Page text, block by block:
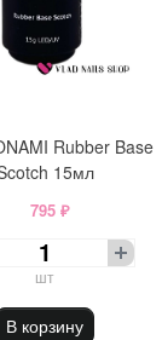
Rubber Base
15мл
795 ₽
шт
В корзину